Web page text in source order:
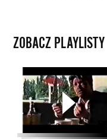
ZOBACZ PLAYLISTY
Paul
Thomas
Anderson